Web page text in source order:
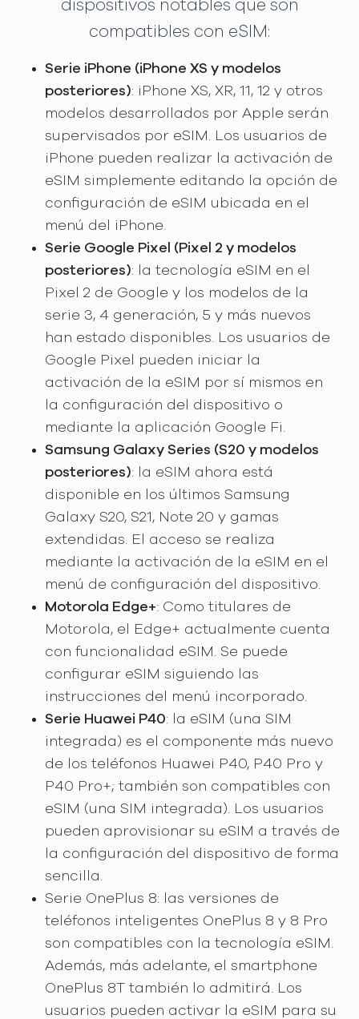
dispositivos notables que son
compatibles con eSIM:
Serie iPhone (iPhone XS y modelos
posteriores): iPhone XS, XR, 11, 12 y otros
modelos desarrollados por Apple serán
supervisados por eSIM. Los usuarios de
iPhone pueden realizar la activación de
eSIM simplemente editando la opción de
configuración de eSIM ubicada en el
menú del iPhone.
Serie Google Pixel (Pixel 2 y modelos
posteriores): la tecnología eSIM en el
Pixel 2 de Google y los modelos de la
serie 3, 4 generación, 5 y más nuevos
han estado disponibles. Los usuarios de
Google Pixel pueden iniciar la
activación de la eSIM por sí mismos en
la configuración del dispositivo o
mediante la aplicación Google Fi.
Samsung Galaxy Series (S20 y modelos
posteriores): la eSIM ahora está
disponible en los últimos Samsung
Galaxy S20, S21, Note 20 y gamas
extendidas. El acceso se realiza
mediante la activación de la eSIM en el
menú de configuración del dispositivo.
Motorola Edge+: Como titulares de
Motorola, el Edge+ actualmente cuenta
con funcionalidad eSIM. Se puede
configurar eSIM siguiendo las
instrucciones del menú incorporado.
Serie Huawei P40: la eSIM (una SIM
integrada) es el componente más nuevo
de los teléfonos Huawei P40, P40 Pro y
P40 Pro+; también son compatibles con
eSIM (una SIM integrada). Los usuarios
pueden aprovisionar su eSIM a través de
la configuración del dispositivo de forma
sencilla.
Serie OnePlus 8: las versiones de
teléfonos inteligentes OnePlus 8 y 8 Pro
son compatibles con la tecnología eSIM.
Además, más adelante, el smartphone
OnePlus 8T también lo admitirá. Los
usuarios pueden activar la eSIM para su